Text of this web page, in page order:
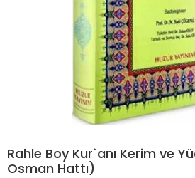
Rahle Boy Kur`anı Kerim ve
Osman Hattı)